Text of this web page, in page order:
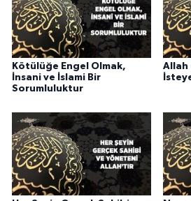
Kötülüğe Engel Olmak,
İnsani ve İslami Bir
Sorumluluktur
Allah
Karaman Müftülüğü
Kars Müftülüğü
Kastamonu Müftülüğü
Kayseri Müftülüğü
Kilis Müftülüğü
Kırıkkale Müftülüğü